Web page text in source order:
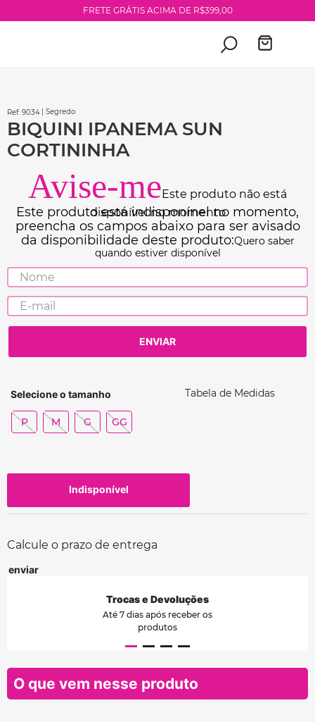
FRETE GRÁTIS ACIMA DE R$399,00
: 9034 | Segredo
BIQUINI IPANEMA SUN
CORTININHA
Este produto não está
disponível no momento
Quero saber
quando estiver disponível
ENVIAR
P M G GG
Tabela de Medidas
Indisponível
Calcule o prazo de entrega
Trocas e Devoluções
Até 7 dias após receber os
produtos
O que vem nesse produto